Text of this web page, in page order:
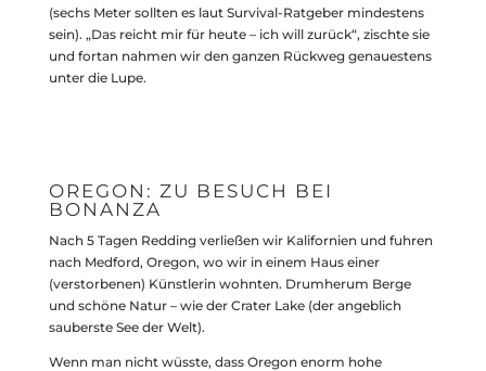
(sechs Meter sollten es laut Survival-Ratgeber mindestens
sein). „Das reicht mir für heute – ich will zurück“, zischte sie
und fortan nahmen wir den ganzen Rückweg genauestens
unter die Lupe.
OREGON: ZU BESUCH BEI
BONANZA
Nach 5 Tagen Redding verließen wir Kalifornien und fuhren
nach Medford, Oregon, wo wir in einem Haus einer
(verstorbenen) Künstlerin wohnten. Drumherum Berge
und schöne Natur – wie der Crater Lake (der angeblich
sauberste See der Welt).
Wenn man nicht wüsste, dass Oregon enorm hohe